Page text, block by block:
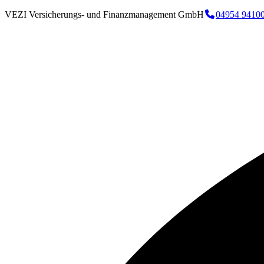
VEZI Versicherungs- und Finanzmanagement GmbH 04954